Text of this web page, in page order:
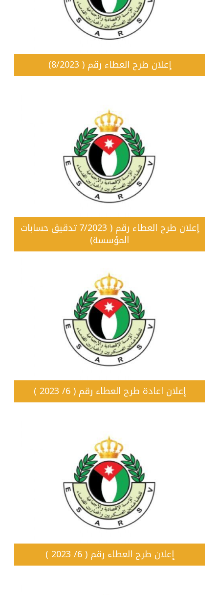
إعلان طرح العطاء رقم ( 8/2023)
إعلان طرح العطاء رقم ( 7/2023 تدقيق حسابات
المؤسسة)
إعلان اعادة طرح العطاء رقم ( 6/ 2023 )
إعلان طرح العطاء رقم ( 6/ 2023 )